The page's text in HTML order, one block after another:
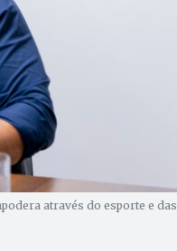
através do esporte e das